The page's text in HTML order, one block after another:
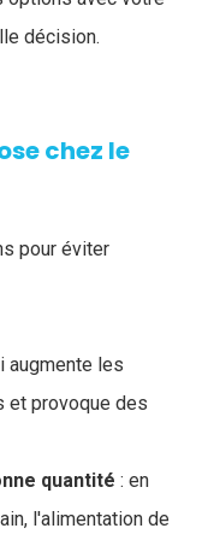
décision.
chez le
pour éviter
augmente les
et provoque des
quantité : en
l'alimentation de